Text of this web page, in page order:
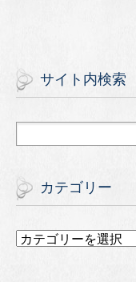
サイト内検索
カテゴリー
カ